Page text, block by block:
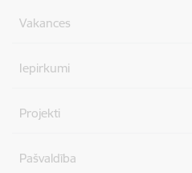
Vakances
Iepirkumi
Projekti
Pašvaldība